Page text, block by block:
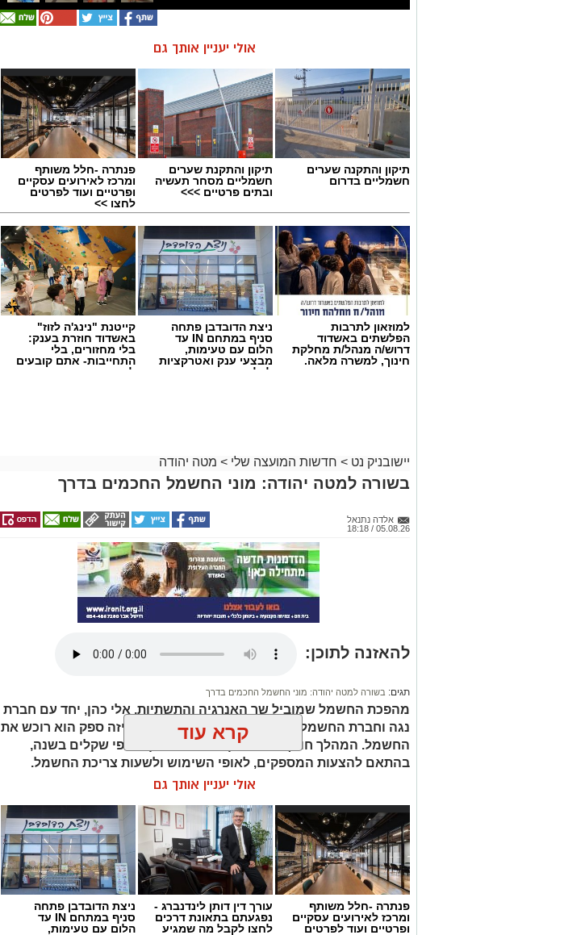
אולי יעניין אותך גם
תיקון והתקנה שערים
חשמליים בדרום
תיקון והתקנת שערים
חשמליים מסחר תעשיה
ובתים פרטיים >>>
פנתרה -חלל משותף
ומרכז לאירועים עסקיים
ופרטיים ועוד לפרטים
לחצו >>
למוזאון לתרבות
הפלשתים באשדוד
דרוש/ה מנהל/ת מחלקת
חינוך, למשרה מלאה.
ניצת הדובדבן פתחה
סניף במתחם IN עד
הלום עם טעימות,
מבצעי ענק ואטרקציות
לכל המשפחה
קייטנת "נינג'ה לזוז"
באשדוד חוזרת בענק:
בלי מחזורים, בלי
התחייבות- אתם קובעים
לכמה ואיזה ימים
יישובניק נט > חדשות המועצה שלי > מטה יהודה
בשורה למטה יהודה: מוני החשמל החכמים בדרך
אלדה נתנאל
05.08.26 / 18:18
להאזנה לתוכן:
תגים: בשורה למטה יהודה: מוני החשמל החכמים בדרך
מהפכת החשמל שמוביל שר האנרגיה והתשתיות, אלי כהן, יחד עם חברת
נגה וחברת החשמל, מאפשרת לכל צרכן לבחור מאיזה ספק הוא רוכש את
החשמל. המהלך חוסך לכל משק בית מאות ואף אלפי שקלים בשנה,
בהתאם להצעות המספקים, לאופי השימוש ולשעות צריכת החשמל.
קרא עוד
אולי יעניין אותך גם
פנתרה -חלל משותף
ומרכז לאירועים עסקיים
ופרטיים ועוד לפרטים
עורך דין דותן לינדנברג -
נפגעתם בתאונת דרכים
לחצו לקבל מה שמגיע
ניצת הדובדבן פתחה
סניף במתחם IN עד
הלום עם טעימות,